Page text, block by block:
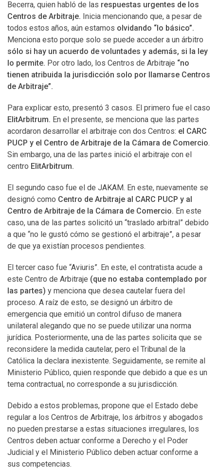
Becerra, quien habló de las respuestas urgentes de los
Centros de Arbitraje. Inicia mencionando que, a pesar de
todos estos años, aún estamos olvidando “lo básico”.
Menciona esto porque solo se puede acceder a un árbitro
sólo si hay un acuerdo de voluntades y además, si la ley
lo permite. Por otro lado, los Centros de Arbitraje “no
tienen atribuida la jurisdicción solo por llamarse Centros
de Arbitraje”.
Para explicar esto, presentó 3 casos. El primero fue el caso
ElitArbitrum. En el presente, se menciona que las partes
acordaron desarrollar el arbitraje con dos Centros: el CARC
PUCP y el Centro de Arbitraje de la Cámara de Comercio.
Sin embargo, una de las partes inició el arbitraje con el
centro ElitArbitrum.
El segundo caso fue el de JAKAM. En este, nuevamente se
designó como Centro de Arbitraje al CARC PUCP y al
Centro de Arbitraje de la Cámara de Comercio. En este
caso, una de las partes solicitó un “traslado arbitral” debido
a que “no le gustó cómo se gestionó el arbitraje”, a pesar
de que ya existían procesos pendientes.
El tercer caso fue “Aviuris”. En este, el contratista acude a
este Centro de Arbitraje (que no estaba contemplado por
las partes) y menciona que desea cautelar fuera del
proceso. A raíz de esto, se designó un árbitro de
emergencia que emitió un control difuso de manera
unilateral alegando que no se puede utilizar una norma
jurídica. Posteriormente, una de las partes solicita que se
reconsidere la medida cautelar, pero el Tribunal de la
Católica la declara inexistente. Seguidamente, se remite al
Ministerio Público, quien responde que debido a que es un
tema contractual, no corresponde a su jurisdicción.
Debido a estos problemas, propone que el Estado debe
regular a los Centros de Arbitraje, los árbitros y abogados
no pueden prestarse a estas situaciones irregulares, los
Centros deben actuar conforme a Derecho y el Poder
Judicial y el Ministerio Público deben actuar conforme a
sus competencias.